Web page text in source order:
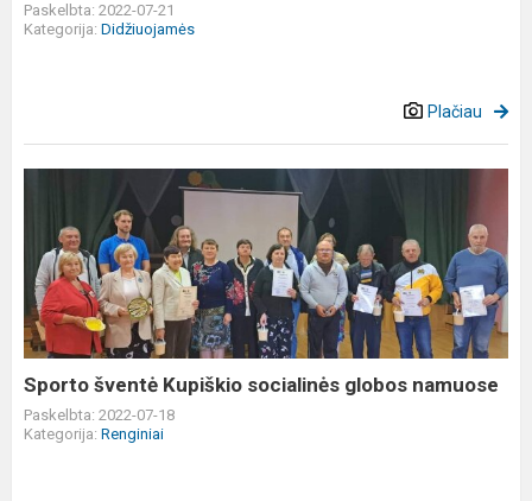
Paskelbta: 2022-07-21
Kategorija: Didžiuojamės
Plačiau
Kupiškio
socialinės
globos
namuose
Sporto šventė Kupiškio socialinės globos namuose
Paskelbta: 2022-07-18
Kategorija: Renginiai